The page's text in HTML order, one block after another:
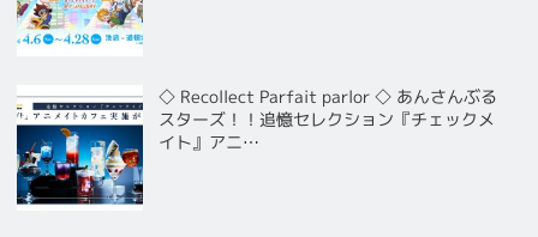
◇ Recollect Parfait parlor ◇ あんさんぶる
スターズ！！追憶セレクション『チェックメ
イト』アニ…